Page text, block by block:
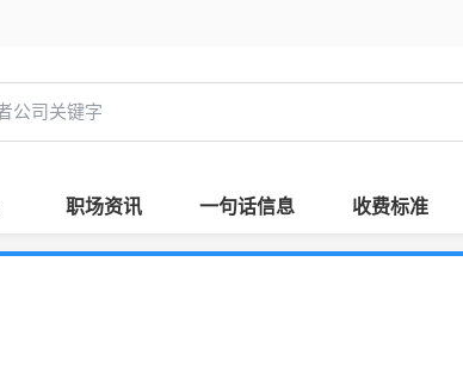
职场资讯 一句话信息 收费标准